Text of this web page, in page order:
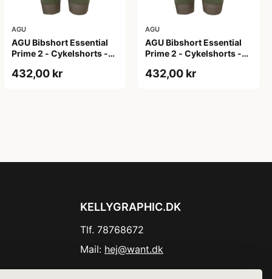
AGU
AGU Bibshort Essential
Prime 2 - Cykelshorts -
2XL
432,00 kr
AGU
AGU Bibshort Essential
Prime 2 - Cykelshorts -
432,00 kr
KELLYGRAPHIC.DK
Tlf. 78768672
Mail: hej@want.dk